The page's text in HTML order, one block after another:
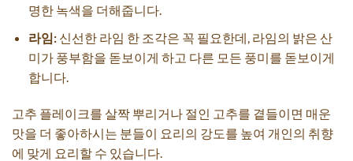
명한 녹색을 더해줍니다.
라임:신선한 라임 한 조각은 꼭 필요한데, 라임의 밝은 산
미가 풍부함을 돋보이게 하고 다른 모든 풍미를 돋보이게
합니다.
고추 플레이크를 살짝 뿌리거나 절인 고추를 곁들이면 매운
맛을 더 좋아하시는 분들이 요리의 강도를 높여 개인의 취향
에 맞게 요리할 수 있습니다.